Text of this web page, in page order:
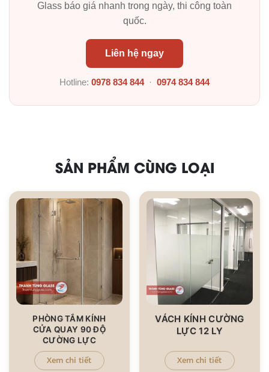
Glass báo giá nhanh trong ngày, thi công toàn
quốc.
Liên hệ ngay
Hotline: 0978 834 844· 0974 834 844
SẢN PHẨM CÙNG LOẠI
PHÒNG TẮM KÍNH
CỬA QUAY 90 ĐỘ
CƯỜNG LỰC
Xem chi tiết
VÁCH KÍNH CƯỜNG
LỰC 12 LY
Xem chi tiết